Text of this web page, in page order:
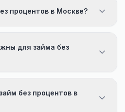
процентов в Москве?
для займа без
без процентов в